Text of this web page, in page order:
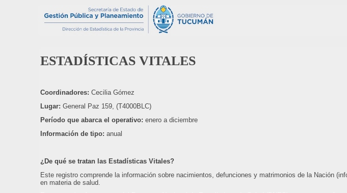
ESTADÍSTICAS VITALES
Coordinadores: Cecilia Gómez
Lugar: General Paz 159, (T4000BLC)
Período que abarca el operativo: enero a diciembre
Información de tipo: anual
¿De qué se tratan las Estadísticas Vitales?
Este registro comprende la información sobre nacimientos, defunciones y matrimonios de la Nación
en materia de salud.